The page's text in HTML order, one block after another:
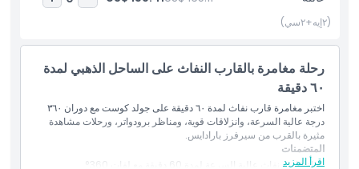
كيفية الاسترداد
سياسة الإلغاء
(٢إيه+٢سي)
رحلة مغامرة بالقارب النفاث على الساحل الذهبي لمدة
٦٠ دقيقة
اختبر مغامرة قارب نفاث لمدة ٦٠ دقيقة على جولد كوست مع دوران ٣٦٠
درجة عالية السرعة، وانزلاقات قوية، ومناظر برودواتر، ورحلات مشاهدة
مثيرة بالقرب من سيرفرز بارادايس.
اقرأ المزيد
المتضمنات